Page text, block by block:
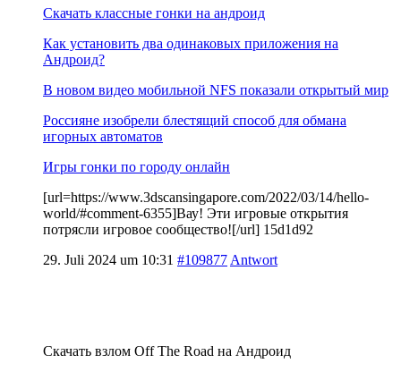
Скачать классные гонки на андроид
Как установить два одинаковых приложения на
Андроид?
В новом видео мобильной NFS показали открытый мир
Россияне изобрели блестящий способ для обмана
игорных автоматов
Игры гонки по городу онлайн
[url=https://www.3dscansingapore.com/2022/03/14/hello-
world/#comment-6355]Вау! Эти игровые открытия
потрясли игровое сообщество![/url] 15d1d92
29. Juli 2024 um 10:31 #109877 Antwort
Скачать взлом Off The Road на Андроид